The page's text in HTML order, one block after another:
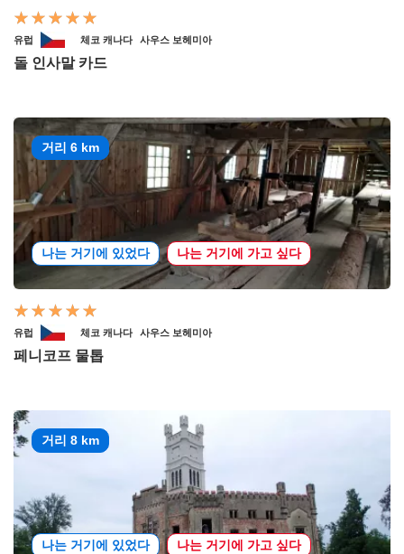
유럽 체코 캐나다 사우스 보헤미아
돌 인사말 카드
거리 6 km
나는 거기에 있었다 나는 거기에 가고 싶다
유럽 체코 캐나다 사우스 보헤미아
페니코프 물톱
거리 8 km
나는 거기에 있었다 나는 거기에 가고 싶다